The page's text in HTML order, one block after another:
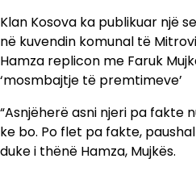
Klan Kosova ka publikuar një
në kuvendin komunal të
Hamza replicon me Faruk
‘mosmbajtje të premtimeve’
“Asnjëherë asni njeri pa fakte
ke bo. Po flet pa fakte,
duke i thënë Hamza, Mujkës.